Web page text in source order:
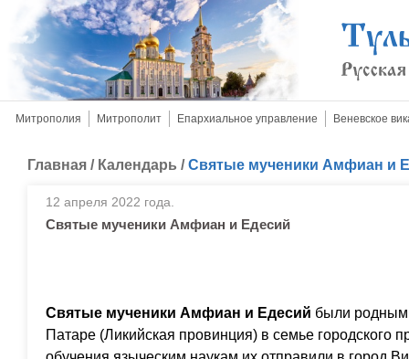
Митрополия Митрополит Епархиальное управление Веневское
Главная / Календарь /Святые мученики Амфиан и
12 апреля 2022 года.
Святые мученики Амфиан и Едесий
Святые мученики Амфиан и Едесий были
Патаре (Ликийская провинция) в семье городского